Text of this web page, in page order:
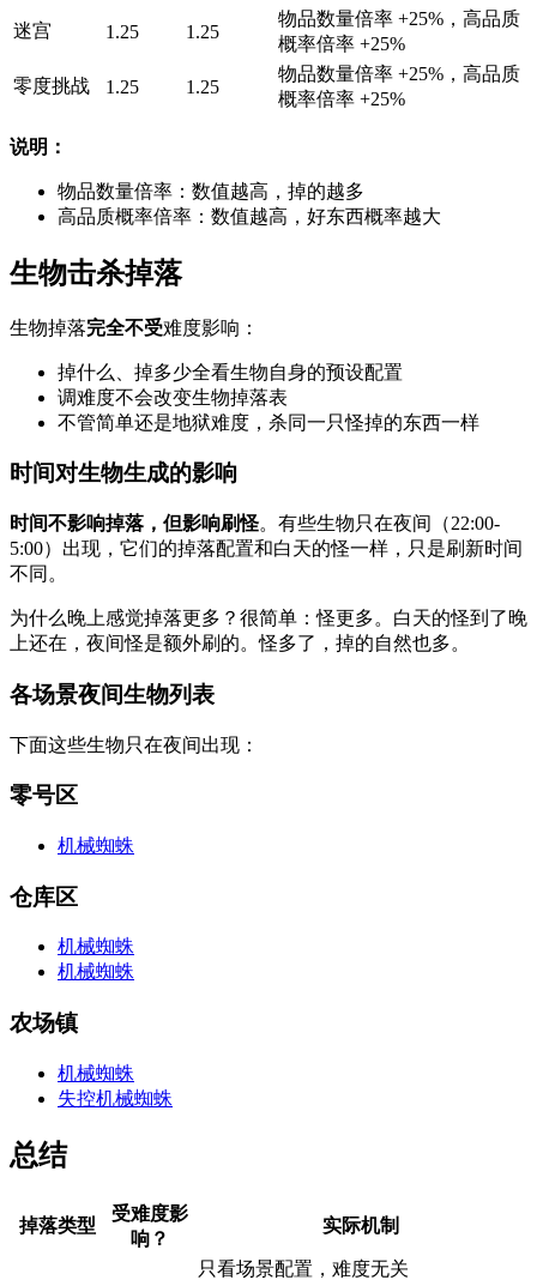
迷宫 1.25 1.25
物品数量倍率 +25%，高品质
概率倍率 +25%
零度挑战 1.25 1.25
物品数量倍率 +25%，高品质
概率倍率 +25%
说明：
物品数量倍率：数值越高，掉的越多
高品质概率倍率：数值越高，好东西概率越大
生物击杀掉落
生物掉落完全不受难度影响：
掉什么、掉多少全看生物自身的预设配置
调难度不会改变生物掉落表
不管简单还是地狱难度，杀同一只怪掉的东西一样
时间对生物生成的影响
时间不影响掉落，但影响刷怪。有些生物只在夜间（22:00-
5:00）出现，它们的掉落配置和白天的怪一样，只是刷新时间
不同。
为什么晚上感觉掉落更多？很简单：怪更多。白天的怪到了晚
上还在，夜间怪是额外刷的。怪多了，掉的自然也多。
各场景夜间生物列表
下面这些生物只在夜间出现：
零号区
机械蜘蛛
仓库区
机械蜘蛛
机械蜘蛛
农场镇
机械蜘蛛
失控机械蜘蛛
总结
掉落类型
受难度影
响？
实际机制
只看场景配置，难度无关